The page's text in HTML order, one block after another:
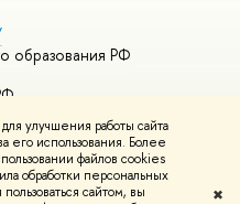
улучшения работы сайта
использования. Более
файлов cookies
обработки персональных
сайтом, вы
✖
образования РФ
Условия